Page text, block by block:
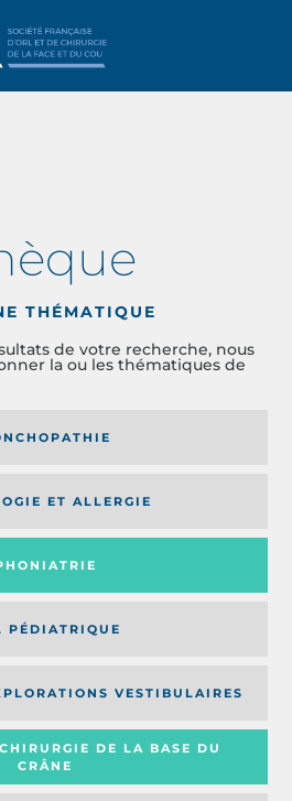
THÉMATIQUE
de votre recherche, nous
la ou les thématiques de
ET ALLERGIE
PÉDIATRIQUE
VESTIBULAIRES
DE LA BASE DU
CRÂNE